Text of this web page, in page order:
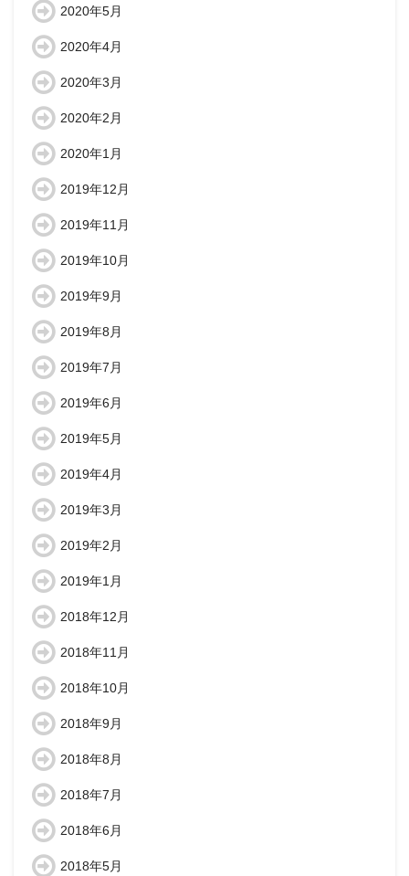
2020年5月
2020年4月
2020年3月
2020年2月
2020年1月
2019年12月
2019年11月
2019年10月
2019年9月
2019年8月
2019年7月
2019年6月
2019年5月
2019年4月
2019年3月
2019年2月
2019年1月
2018年12月
2018年11月
2018年10月
2018年9月
2018年8月
2018年7月
2018年6月
2018年5月